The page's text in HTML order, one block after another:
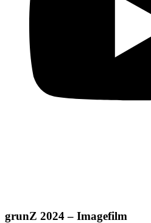
grunZ 2024 – Imagefilm